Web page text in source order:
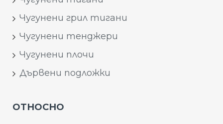
Чугунени грил тигани
Чугунени тенджери
Чугунени плочи
Дървени подложки
ОТНОСНО